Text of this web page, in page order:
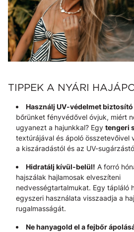
TIPPEK A NYÁRI
Használj UV-védelmet
bőrünket fényvédővel óvjuk, miért
ugyanezt a hajunkkal? Egy tengeri
textúrájával és ápoló összetevőivel
a kiszáradástól és az UV-
Hidratálj kívül-belül! A forró
hajszálak hajlamosak elveszíteni
nedvességtartalmukat. Egy tápláló
egyszeri használata visszaadja a
rugalmasságát.
Ne hanyagold el a fejbőr